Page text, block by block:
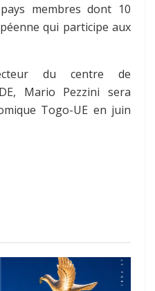
membres dont 10
qui participe aux
du centre de
Mario Pezzini sera
Togo-UE en juin